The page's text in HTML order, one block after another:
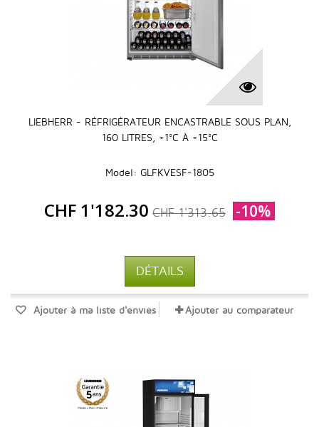
LIEBHERR - RÉFRIGÉRATEUR ENCASTRABLE SOUS PLAN,
160 LITRES, +1°C À +15°C
Model: GLFKVESF-1805
CHF 1'182.30 CHF 1'313.65 -10%
DÉTAILS
Ajouter à ma liste d'envies Ajouter au comparateur